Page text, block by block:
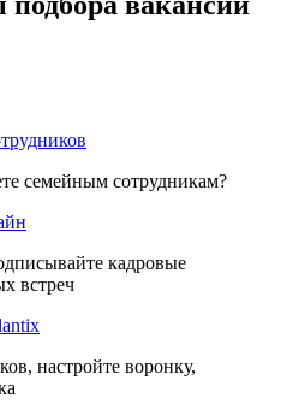
семейным сотрудникам?
кадровые
встреч
настройте воронку,